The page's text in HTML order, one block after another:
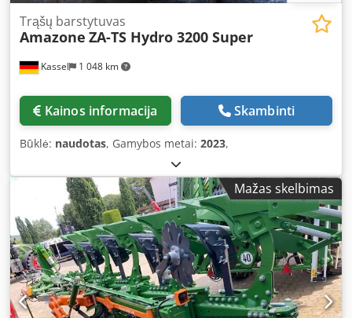
Kassel 1 048 km
Trąšų barstytuvas
Amazone ZA-TS Hydro 3200 Super
Kainos informacija Skambinti
Būklė: naudotas, Gamybos metai: 2023,
Mažas skelbimas